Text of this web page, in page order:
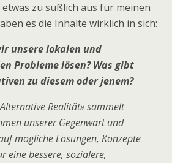
zu süßlich aus für meinen
es die Inhalte wirklich in sich:
unsere lokalen und
Probleme lösen? Was gibt
zu diesem oder jenem?
Realität» sammelt
unserer Gegenwart und
mögliche Lösungen, Konzepte
eine bessere, sozialere,